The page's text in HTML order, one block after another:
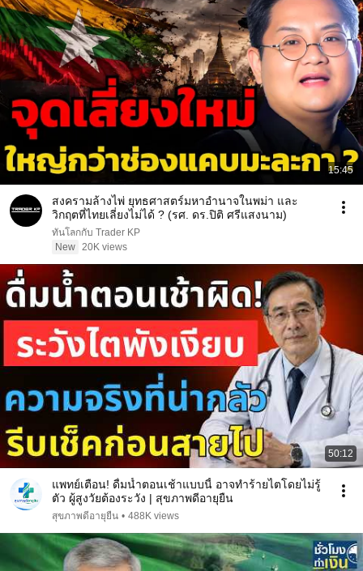
15:45
สงครามล้างไพ่ ยุทธศาสตร์มหาอำนาจในพม่า และ
วิกฤตที่ไทยเลี่ยงไม่ได้ ? (รศ. ดร.ปิติ ศรีแสงนาม)
ทันโลกกับ Trader KP
New 20K views
50:12
แพทย์เตือน! ดื่มน้ำตอนเช้าแบบนี้ อาจทำร้ายไตโดยไม่รู้
ตัว ผู้สูงวัยต้องระวัง | สุขภาพดีอายุยืน
สุขภาพดีอายุยืน • 488K views